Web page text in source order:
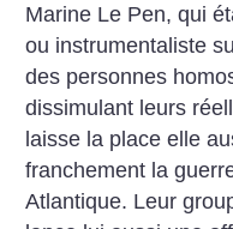
Marine Le Pen, qui
ou instrumentaliste
des personnes
dissimulant leurs
laisse la place elle
franchement la
Atlantique. Leur